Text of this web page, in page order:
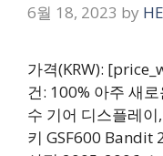
6월 18, 2023 by
가격(KRW):
건: 100% 아주 새
수 기어 디스플레
키 GSF600 Bandit